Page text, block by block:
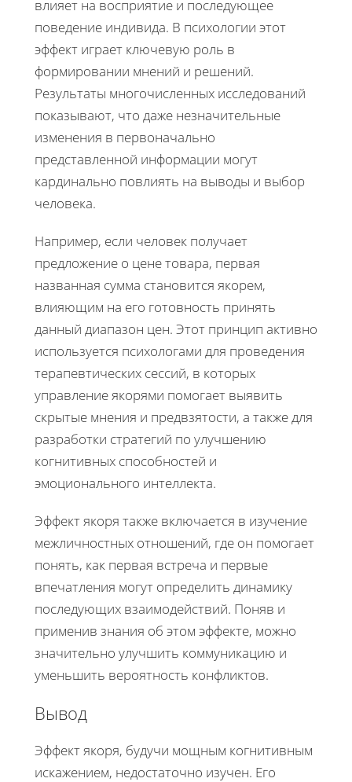
влияет на восприятие и последующее
поведение индивида. В психологии этот
эффект играет ключевую роль в
формировании мнений и решений.
Результаты многочисленных исследований
показывают, что даже незначительные
изменения в первоначально
представленной информации могут
кардинально повлиять на выводы и выбор
человека.
Например, если человек получает
предложение о цене товара, первая
названная сумма становится якорем,
влияющим на его готовность принять
данный диапазон цен. Этот принцип активно
используется психологами для проведения
терапевтических сессий, в которых
управление якорями помогает выявить
скрытые мнения и предвзятости, а также для
разработки стратегий по улучшению
когнитивных способностей и
эмоционального интеллекта.
Эффект якоря также включается в изучение
межличностных отношений, где он помогает
понять, как первая встреча и первые
впечатления могут определить динамику
последующих взаимодействий. Поняв и
применив знания об этом эффекте, можно
значительно улучшить коммуникацию и
уменьшить вероятность конфликтов.
Вывод
Эффект якоря, будучи мощным когнитивным
искажением, недостаточно изучен. Его